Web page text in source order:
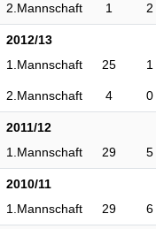
2.Mannschaft 1 2
2012/13
1.Mannschaft
25 1
2.Mannschaft 4 0
2011/12
1.Mannschaft
29 5
2010/11
1.Mannschaft
29 6